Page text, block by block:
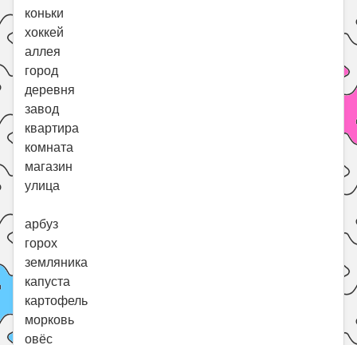
коньки
хоккей
аллея
город
деревня
завод
квартира
комната
магазин
улица
арбуз
горох
земляника
капуста
картофель
морковь
овёс